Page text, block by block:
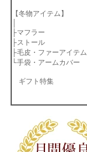
【冬物アイテム】
├マフラー
├ストール
├毛皮・ファーアイテム
└手袋・アームカバー
ギフト特集